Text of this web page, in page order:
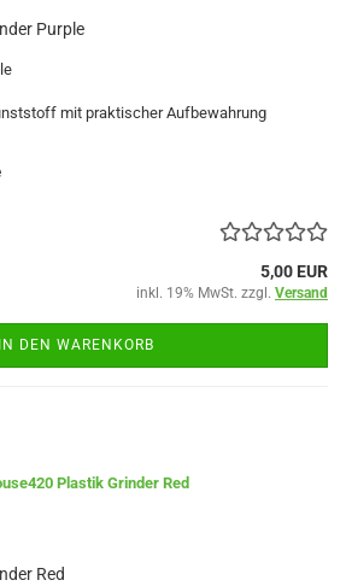
Purple
mit praktischer Aufbewahrung
5,00 EUR
inkl. 19% MwSt. zzgl. Versand
IN DEN WARENKORB
Red